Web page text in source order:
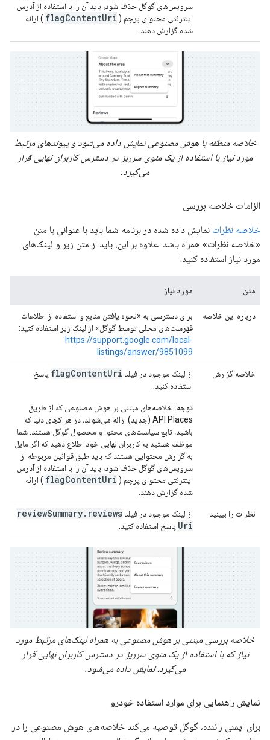
سرویس‌های گوگل حذف شود، باید آن را با استفاده از آدرس
اینترنتی محتوای پرچم ( flagContentUri ) ارائه
شده گزارش دهند.
خلاصه منطقه با هوش مصنوعی نمایش داده می‌شود و پیوندهای مرتبط
مورد نیاز با استفاده از یک منوی سرریز در دسترس کاربران نهایی قرار
می‌گیرد.
الزامات خلاصه بررسی
خلاصه نظرات نمایش داده شده در برنامه شما باید با عنوانی با متن
«خلاصه نظرات» همراه باشد. علاوه بر این، باید از متن زیر و لینک‌های
مورد نیاز استفاده کنید:
متن مورد نیاز
درباره این خلاصه
برای دسترسی به «نحوه یافتن منابع و استفاده از اطلاعات
فهرست‌های محلی توسط گوگل» از لینک زیر استفاده کنید:
https://support.google.com/local-
listings/answer/9851099
خلاصه گزارش از لینک موجود در فیلد flagContentUri پاسخ
استفاده کنید.
توجه: خلاصه‌های مبتنی بر هوش مصنوعی که از طریق
API Places (جدید) ارائه می‌شوند، در هر کجای دنیا که
باشید، تابع سیاست‌های محتوا و محصول گوگل هستند. شما
موظف هستید به کاربران نهایی خود اطلاع دهید که اگر مایل
به گزارش محتوایی هستند که باید طبق قوانین مربوطه از
سرویس‌های گوگل حذف شود، باید آن را با استفاده از آدرس
اینترنتی محتوای پرچم ( flagContentUri ) ارائه
شده گزارش دهند.
نظرات را ببینید از لینک موجود در فیلد reviewSummary. reviews
Uri پاسخ استفاده کنید.
خلاصه بررسی مبتنی بر هوش مصنوعی به همراه لینک‌های مرتبط مورد
نیاز که با استفاده از یک منوی سرریز در دسترس کاربران نهایی قرار
می‌گیرد، نمایش داده می‌شود.
نمایش راهنمایی برای موارد استفاده خودرو
برای ایمنی راننده، گوگل توصیه می‌کند خلاصه‌های هوش مصنوعی را در